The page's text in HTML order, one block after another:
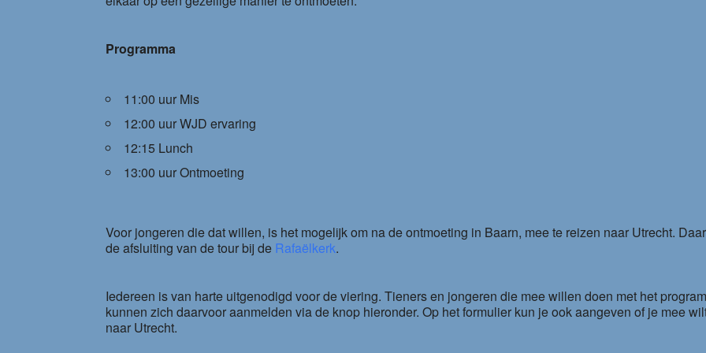
Programma
11:00 uur Mis
12:00 uur WJD ervaring
12:15 Lunch
13:00 uur Ontmoeting
Voor jongeren die dat willen, is het mogelijk om na de ontmoeting in Baarn, mee te reizen naar Utrecht.
de afsluiting van de tour bij de Rafaëlkerk.
Iedereen is van harte uitgenodigd voor de viering. Tieners en jongeren die mee willen doen met het
kunnen zich daarvoor aanmelden via de knop hieronder. Op het formulier kun je ook aangeven of je mee
naar Utrecht.